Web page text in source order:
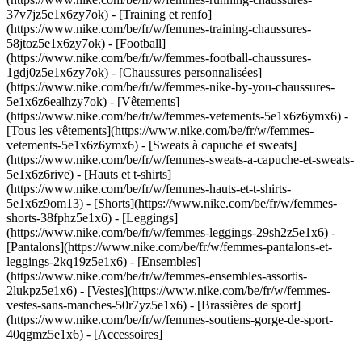
37v7jz5e1x6zy7ok) - [Training et renfo]
(https://www.nike.com/be/fr/w/femmes-training-chaussures-
58jtoz5e1x6zy7ok) - [Football]
(https://www.nike.com/be/fr/w/femmes-football-chaussures-
1gdj0z5e1x6zy7ok) - [Chaussures personnalisées]
(https://www.nike.com/be/fr/w/femmes-nike-by-you-chaussures-
5e1x6z6ealhzy7ok) - [Vêtements]
(https://www.nike.com/be/fr/w/femmes-vetements-5e1x6z6ymx6) -
[Tous les vêtements](https://www.nike.com/be/fr/w/femmes-
vetements-5e1x6z6ymx6) - [Sweats à capuche et sweats]
(https://www.nike.com/be/fr/w/femmes-sweats-a-capuche-et-sweats-
5e1x6z6rive) - [Hauts et t-shirts]
(https://www.nike.com/be/fr/w/femmes-hauts-et-t-shirts-
5e1x6z9om13) - [Shorts](https://www.nike.com/be/fr/w/femmes-
shorts-38fphz5e1x6) - [Leggings]
(https://www.nike.com/be/fr/w/femmes-leggings-29sh2z5e1x6) -
[Pantalons](https://www.nike.com/be/fr/w/femmes-pantalons-et-
leggings-2kq19z5e1x6) - [Ensembles]
(https://www.nike.com/be/fr/w/femmes-ensembles-assortis-
2lukpz5e1x6) - [Vestes](https://www.nike.com/be/fr/w/femmes-
vestes-sans-manches-50r7yz5e1x6) - [Brassières de sport]
(https://www.nike.com/be/fr/w/femmes-soutiens-gorge-de-sport-
40qgmz5e1x6) - [Accessoires]